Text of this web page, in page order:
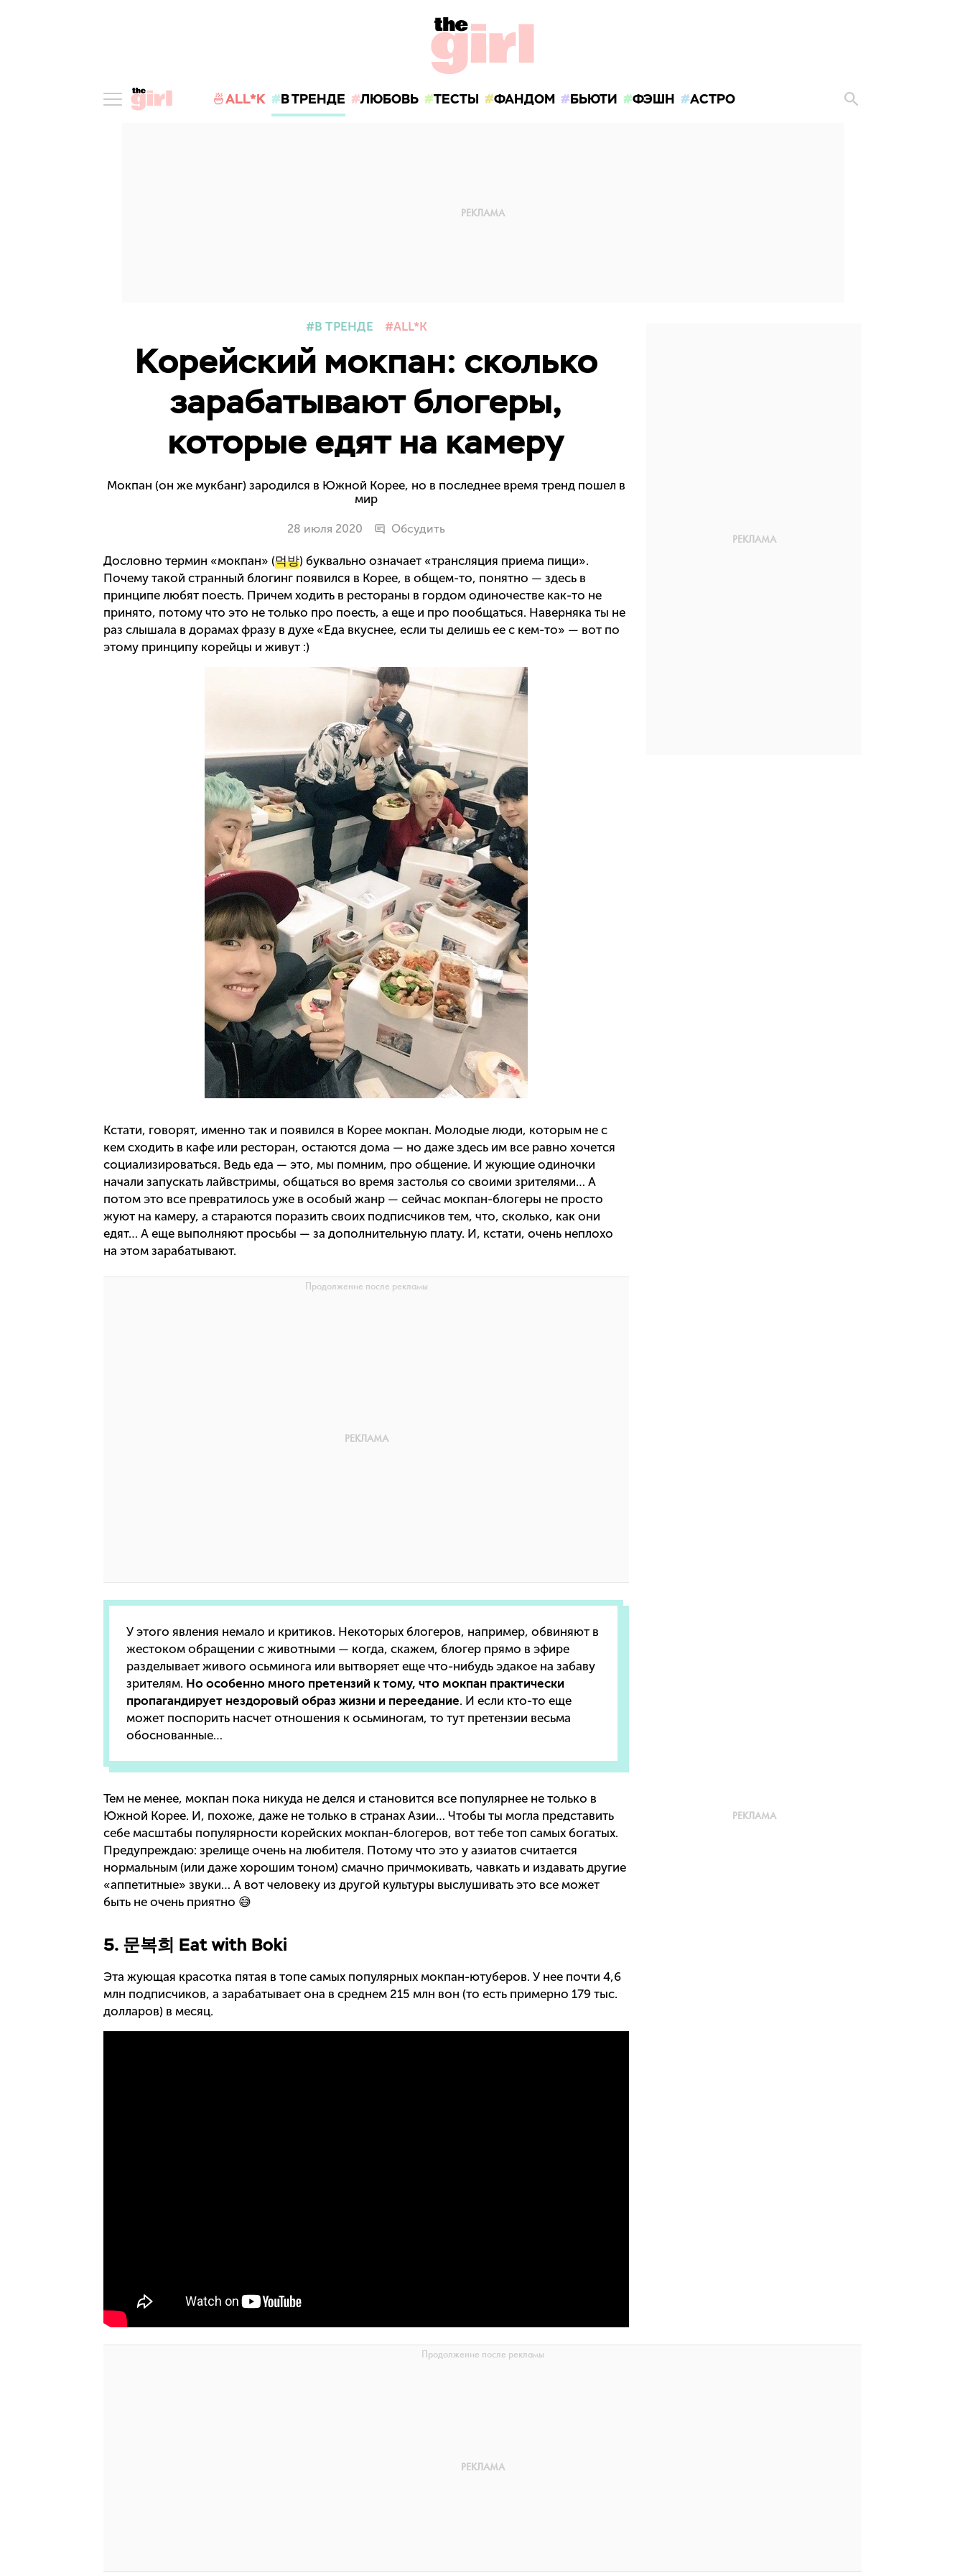
🍜ALL*K В ТРЕНДЕ ЛЮБОВЬ ТЕСТЫ ФАНДОМ БЬЮТИ ФЭШН АСТРО
В ТРЕНДЕ ALL*K
Корейский мокпан: сколько
зарабатывают блогеры,
которые едят на камеру
Мокпан (он же мукбанг) зародился в Южной Корее, но в последнее время тренд пошел в
мир
28 июля 2020 Обсудить
Дословно термин «мокпан» (먹방) буквально означает «трансляция приема пищи».
Почему такой странный блогинг появился в Корее, в общем-то, понятно — здесь в
принципе любят поесть. Причем ходить в рестораны в гордом одиночестве как-то не
принято, потому что это не только про поесть, а еще и про пообщаться. Наверняка ты не
раз слышала в дорамах фразу в духе «Еда вкуснее, если ты делишь ее с кем-то» — вот по
этому принципу корейцы и живут :)
Кстати, говорят, именно так и появился в Корее мокпан. Молодые люди, которым не с
кем сходить в кафе или ресторан, остаются дома — но даже здесь им все равно хочется
социализироваться. Ведь еда — это, мы помним, про общение. И жующие одиночки
начали запускать лайвстримы, общаться во время застолья со своими зрителями… А
потом это все превратилось уже в особый жанр — сейчас мокпан-блогеры не просто
жуют на камеру, а стараются поразить своих подписчиков тем, что, сколько, как они
едят… А еще выполняют просьбы — за дополнительную плату. И, кстати, очень неплохо
на этом зарабатывают.
У этого явления немало и критиков. Некоторых блогеров, например, обвиняют в
жестоком обращении с животными — когда, скажем, блогер прямо в эфире
разделывает живого осьминога или вытворяет еще что-нибудь эдакое на забаву
зрителям. Но особенно много претензий к тому, что мокпан практически
пропагандирует нездоровый образ жизни и переедание. И если кто-то еще
может поспорить насчет отношения к осьминогам, то тут претензии весьма
обоснованные…
Тем не менее, мокпан пока никуда не делся и становится все популярнее не только в
Южной Корее. И, похоже, даже не только в странах Азии… Чтобы ты могла представить
себе масштабы популярности корейских мокпан-блогеров, вот тебе топ самых богатых.
Предупреждаю: зрелище очень на любителя. Потому что это у азиатов считается
нормальным (или даже хорошим тоном) смачно причмокивать, чавкать и издавать другие
«аппетитные» звуки… А вот человеку из другой культуры выслушивать это все может
быть не очень приятно 😅
5. 문복희 Eat with Boki
Эта жующая красотка пятая в топе самых популярных мокпан-ютуберов. У нее почти 4,6
млн подписчиков, а зарабатывает она в среднем 215 млн вон (то есть примерно 179 тыс.
долларов) в месяц.